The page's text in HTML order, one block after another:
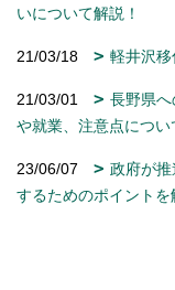
いについて解説！
21/03/18 軽井沢
21/03/01
長野県
や就業、注意点につい
23/06/07
政府が
するためのポイントを